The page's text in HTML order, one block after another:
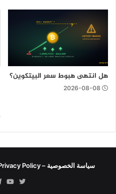
هل انتهى هبوط سعر البيتكوين؟
2026-08-08
سياسة الخصوصية – Privacy Policy